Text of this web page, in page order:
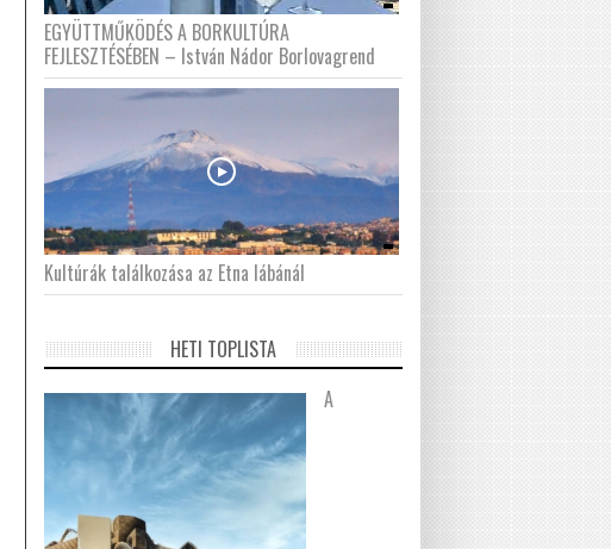
EGYÜTTMŰKÖDÉS A BORKULTÚRA
FEJLESZTÉSÉBEN – István Nádor Borlovagrend
Kultúrák találkozása az Etna lábánál
HETI TOPLISTA
A